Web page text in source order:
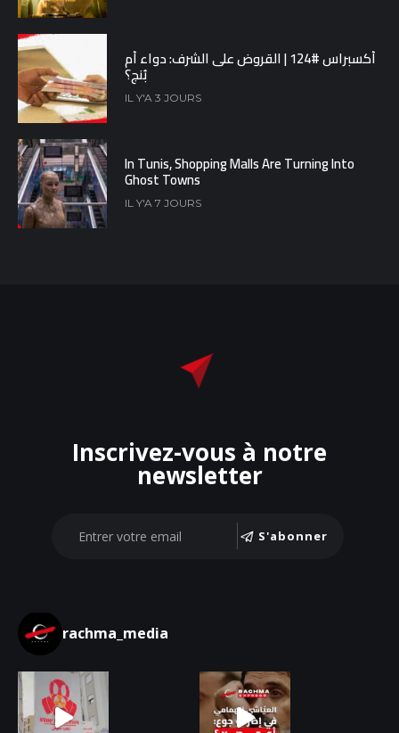
أكسبراس #124 | القروض على الشرف: دواء أم
بُنج؟
IL Y'A 3 JOURS
In Tunis, Shopping Malls Are Turning Into
Ghost Towns
IL Y'A 7 JOURS
Inscrivez-vous à notre
newsletter
S'abonner
rachma_media